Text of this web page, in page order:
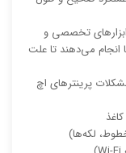
ابزارهای تخصصی و
انجام می‌دهند تا علت
پرینترهای اچ
لکه‌ها)